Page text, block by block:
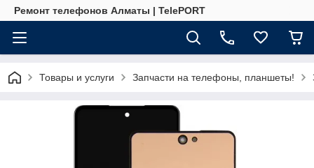
Ремонт телефонов Алматы | TelePORT
Товары и услуги Запчасти на телефоны, планшеты!